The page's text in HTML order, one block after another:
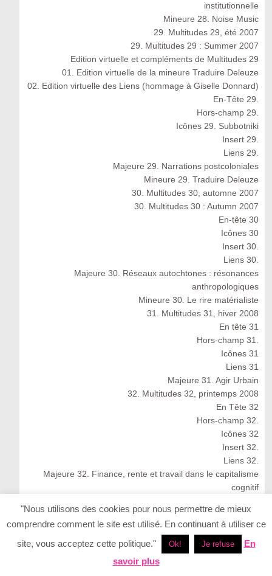
institutionnelle
Mineure 28. Noise Music
29. Multitudes 29, été 2007
29. Multitudes 29 : Summer 2007
Edition virtuelle et compléments de Multitudes 29
01. Edition virtuelle de la mineure Traduire Deleuze
02. Edition virtuelle des Liens (hommage à Giselle Donnard)
En-Tête 29.
Hors-champ 29.
Icônes 29. Subbotniki
Insert 29.
Liens 29.
Majeure 29. Narrations postcoloniales
Mineure 29. Traduire Deleuze
30. Multitudes 30, automne 2007
30. Multitudes 30 : Autumn 2007
En-tête 30
Icônes 30
Insert 30.
Liens 30.
Majeure 30. Réseaux autochtones : résonances
anthropologiques
Mineure 30. Le rire matérialiste
31. Multitudes 31, hiver 2008
En tête 31
Hors-champ 31.
Icônes 31
Liens 31
Majeure 31. Agir Urbain
32. Multitudes 32, printemps 2008
En Tête 32
Hors-champ 32.
Icônes 32
Insert 32.
Liens 32.
Majeure 32. Finance, rente et travail dans le capitalisme
cognitif
33. Multitudes 33, été 2008
33. Multitudes 33 : Summer 2008
En Tête 33
Icônes 33. Ernesto Neto
"Nous utilisons des cookies pour nous permettre de mieux
comprendre comment le site est utilisé. En continuant à utiliser ce
site, vous acceptez cette politique."
Ok! Je refuse
En
savoir plus